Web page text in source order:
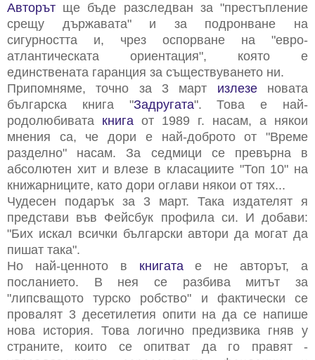
Авторът ще бъде разследван за "престъпление
срещу държавата" и за подронване на
сигурността и, чрез оспорване на "евро-
атлантическата ориентация", която е
единствената гаранция за съществуването ни.
Припомняме,
точно за 3 март излезеновата
българска книга "Задругата". Това е най-
родолюбивата книга от 1989 г. насам, а някои
мнения са, че дори е най-доброто от "Време
разделно" насам. За седмици се превърна в
абсолютен хит и влезе в класациите "Топ 10" на
книжарниците, като дори оглави някои от тях...
Чудесен подарък за 3 март. Така издателят я
представи във Фейсбук профила си. И добави:
"Бих искал всички български автори да могат да
пишат така".
Но най-ценното в книгатае не авторът, а
посланието. В нея се разбива митът за
"липсващото турско робство" и фактически се
провалят 3 десетилетия опити на да се напише
нова история. Това логично предизвика гняв у
страните, които се опитват да го правят -